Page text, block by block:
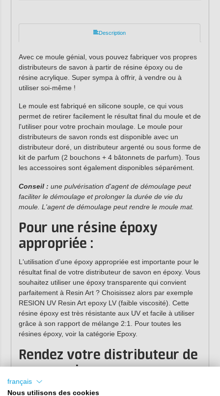
Description
Avec ce moule génial, vous pouvez fabriquer vos propres
distributeurs de savon à partir de résine époxy ou de
résine acrylique. Super sympa à offrir, à vendre ou à
utiliser soi-même !
Le moule est fabriqué en silicone souple, ce qui vous
permet de retirer facilement le résultat final du moule et de
l'utiliser pour votre prochain moulage. Le moule pour
distributeurs de savon ronds est disponible avec un
distributeur doré, un distributeur argenté ou sous forme de
kit de parfum (2 bouchons + 4 bâtonnets de parfum). Tous
les accessoires sont également disponibles séparément.
Conseil : une pulvérisation d'agent de démoulage peut
faciliter le démoulage et prolonger la durée de vie du
moule. L'agent de démoulage peut rendre le moule mat.
Pour une résine époxy
appropriée :
L'utilisation d'une époxy appropriée est importante pour le
résultat final de votre distributeur de savon en époxy. Vous
souhaitez utiliser une époxy transparente qui convient
parfaitement à Resin Art ? Choisissez alors par exemple
RESION UV Resin Art epoxy LV (faible viscosité). Cette
résine époxy est très résistante aux UV et facile à utiliser
grâce à son rapport de mélange 2:1. Pour toutes les
résines époxy, voir la catégorie Epoxy.
Rendez votre distributeur de
savon unique avec ces
pigments :
français
Nous utilisons des cookies